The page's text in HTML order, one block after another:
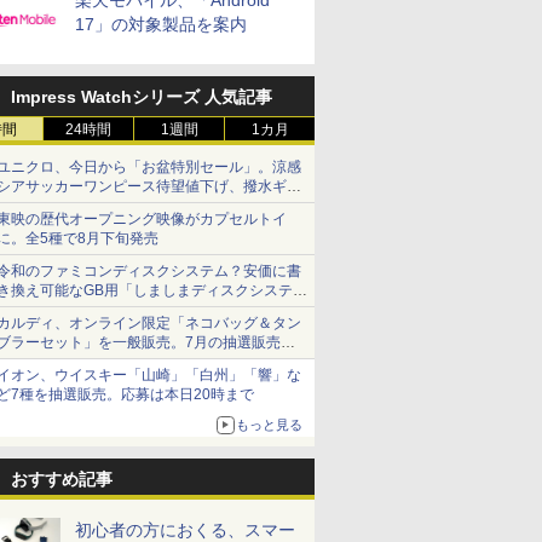
17」の対象製品を案内
Impress Watchシリーズ 人気記事
24時間 1週間 1カ月
ニクロ、今日から「お盆特別セール」。涼感
アサッカーワンピース待望値下げ、撥水ギア
ョーツは1990円に
映の歴代オープニング映像がカプセルトイ
。全5種で8月下旬発売
和のファミコンディスクシステム？安価に書
換え可能なGB用「しましまディスクシステ
」
ルディ、オンライン限定「ネコバッグ＆タン
ラーセット」を一般販売。7月の抽選販売の
選無効分
オン、ウイスキー「山崎」「白州」「響」な
7種を抽選販売。応募は本日20時まで
もっと見る
おすすめ記事
初心者の方におくる、スマー